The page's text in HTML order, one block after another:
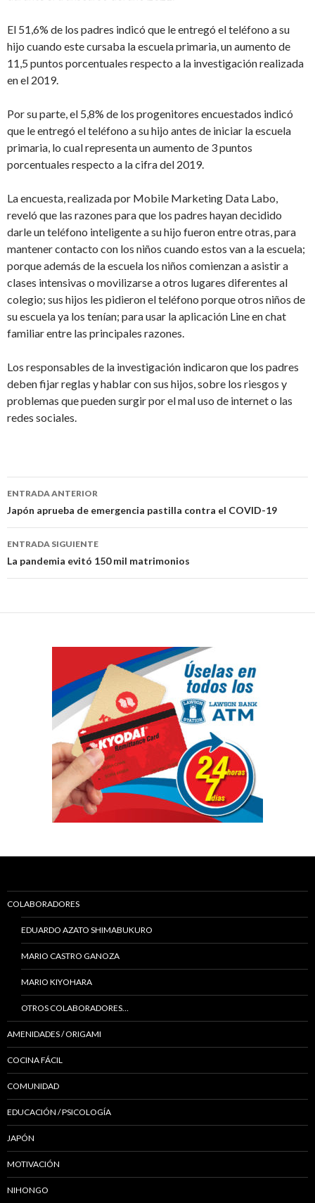
El 51,6% de los padres indicó que le entregó el teléfono a su
hijo cuando este cursaba la escuela primaria, un aumento de
11,5 puntos porcentuales respecto a la investigación realizada
en el 2019.
Por su parte, el 5,8% de los progenitores encuestados indicó
que le entregó el teléfono a su hijo antes de iniciar la escuela
primaria, lo cual representa un aumento de 3 puntos
porcentuales respecto a la cifra del 2019.
La encuesta, realizada por Mobile Marketing Data Labo,
reveló que las razones para que los padres hayan decidido
darle un teléfono inteligente a su hijo fueron entre otras, para
mantener contacto con los niños cuando estos van a la escuela;
porque además de la escuela los niños comienzan a asistir a
clases intensivas o movilizarse a otros lugares diferentes al
colegio; sus hijos les pidieron el teléfono porque otros niños de
su escuela ya los tenían; para usar la aplicación Line en chat
familiar entre las principales razones.
Los responsables de la investigación indicaron que los padres
deben fijar reglas y hablar con sus hijos, sobre los riesgos y
problemas que pueden surgir por el mal uso de internet o las
redes sociales.
Navegación
de
entradas
ENTRADA ANTERIOR
Japón aprueba de emergencia pastilla contra el COVID-19
ENTRADA SIGUIENTE
La pandemia evitó 150 mil matrimonios
COLABORADORES
EDUARDO AZATO SHIMABUKURO
MARIO CASTRO GANOZA
MARIO KIYOHARA
OTROS COLABORADORES…
AMENIDADES / ORIGAMI
COCINA FÁCIL
COMUNIDAD
EDUCACIÓN / PSICOLOGÍA
JAPÓN
MOTIVACIÓN
NIHONGO